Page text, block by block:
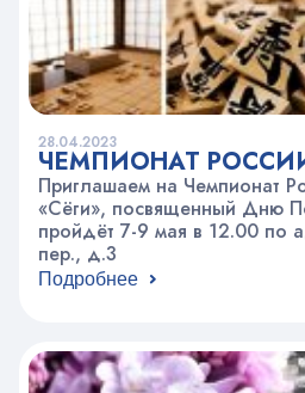
28.04.2023
ЧЕМПИОНАТ
Приглашаем на Чемпионат
«Сёги», посвященный Дню
пройдёт 7-9 мая в 12.00 по
пер., д.3
Подробнее